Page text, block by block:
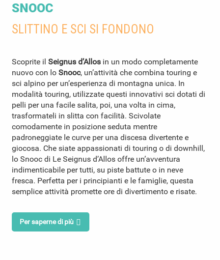
SNOOC
SLITTINO E SCI SI FONDONO
Scoprite il Seignus d’Allos in un modo completamente
nuovo con lo Snooc, un’attività che combina touring e
sci alpino per un’esperienza di montagna unica. In
modalità touring, utilizzate questi innovativi sci dotati di
pelli per una facile salita, poi, una volta in cima,
trasformateli in slitta con facilità. Scivolate
comodamente in posizione seduta mentre
padroneggiate le curve per una discesa divertente e
giocosa. Che siate appassionati di touring o di downhill,
lo Snooc di Le Seignus d’Allos offre un’avventura
indimenticabile per tutti, su piste battute o in neve
fresca. Perfetta per i principianti e le famiglie, questa
semplice attività promette ore di divertimento e risate.
Per saperne di più